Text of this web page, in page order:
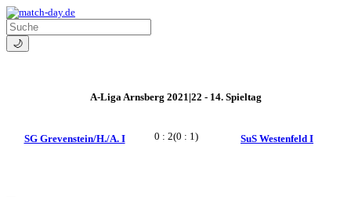
🌙
A-Liga Arnsberg 2021|22 - 14. Spieltag
SG Grevenstein/H./A. I 0 : 2(0 : 1) SuS Westenfeld I